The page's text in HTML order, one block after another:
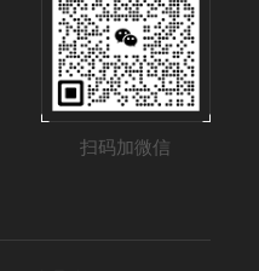
扫码加微信